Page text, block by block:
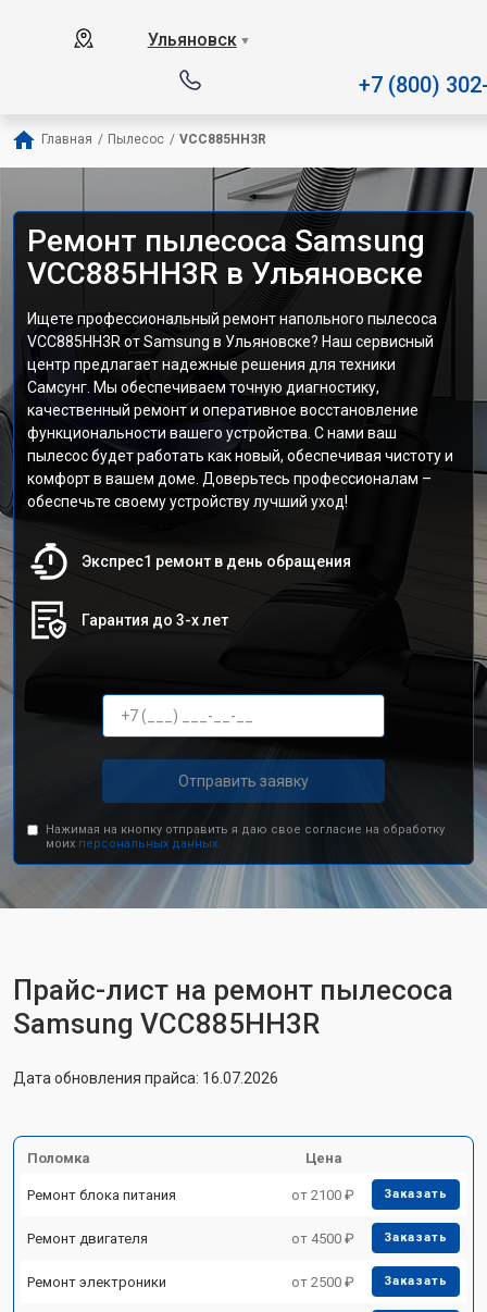
Ульяновск ▼
+7 (800)
Главная / Пылесос / VCC885HH3R
Ремонт пылесоса Samsung
VCC885HH3R в Ульяновске
Ищете профессиональный ремонт напольного пылесоса
VCC885HH3R от Samsung в Ульяновске? Наш сервисный
центр предлагает надежные решения для техники
Самсунг. Мы обеспечиваем точную диагностику,
качественный ремонт и оперативное восстановление
функциональности вашего устройства. С нами ваш
пылесос будет работать как новый, обеспечивая чистоту и
комфорт в вашем доме. Доверьтесь профессионалам –
обеспечьте своему устройству лучший уход!
Экспрес1 ремонт в день обращения
Гарантия до 3-х лет
Отправить заявку
Нажимая на кнопку отправить я даю свое согласие на обработку
моих персональных данных.
Прайс-лист на ремонт пылесоса
Samsung VCC885HH3R
Дата обновления прайса: 16.07.2026
Поломка Цена
Ремонт блока питания от 2100 ₽ Заказать
Ремонт двигателя от 4500 ₽ Заказать
Ремонт электроники от 2500 ₽ Заказать